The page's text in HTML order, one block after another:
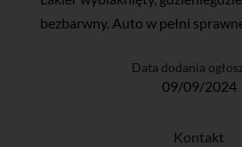
bezbarwny. Auto w pełni
Data dodania
09/09/2024
Kontakt